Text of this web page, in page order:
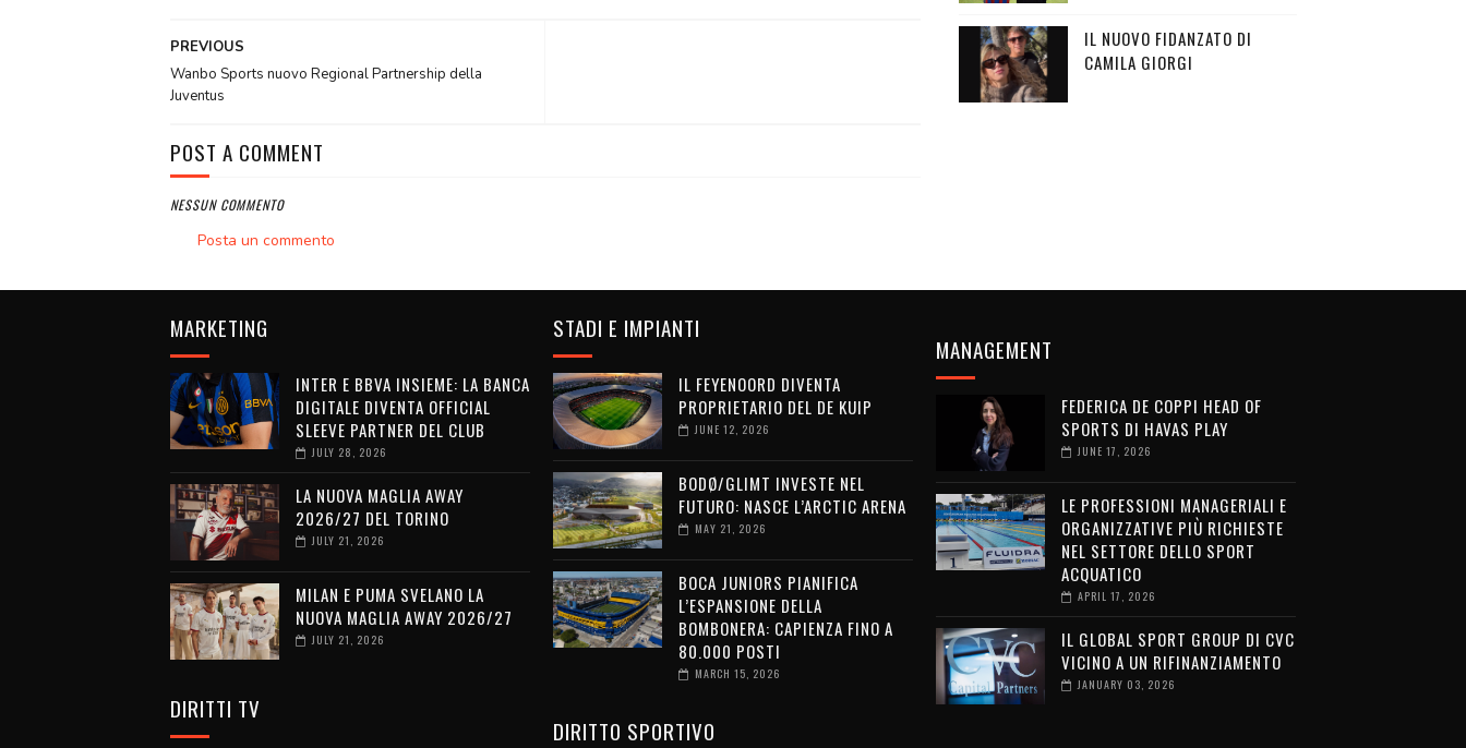
PREVIOUS
Wanbo Sports nuovo Regional Partnership della
Juventus
POST A COMMENT
NESSUN COMMENTO
Posta un commento
IL NUOVO FIDANZATO DI
CAMILA GIORGI
MARKETING
INTER E BBVA INSIEME: LA BANCA
DIGITALE DIVENTA OFFICIAL
SLEEVE PARTNER DEL CLUB
JULY 28, 2026
LA NUOVA MAGLIA AWAY
2026/27 DEL TORINO
JULY 21, 2026
MILAN E PUMA SVELANO LA
NUOVA MAGLIA AWAY 2026/27
JULY 21, 2026
DIRITTI TV
STADI E IMPIANTI
IL FEYENOORD DIVENTA
PROPRIETARIO DEL DE KUIP
JUNE 12, 2026
BODØ/GLIMT INVESTE NEL
FUTURO: NASCE L’ARCTIC ARENA
MAY 21, 2026
BOCA JUNIORS PIANIFICA
L’ESPANSIONE DELLA
BOMBONERA: CAPIENZA FINO A
80.000 POSTI
MARCH 15, 2026
DIRITTO SPORTIVO
MANAGEMENT
FEDERICA DE COPPI HEAD OF
SPORTS DI HAVAS PLAY
JUNE 17, 2026
LE PROFESSIONI MANAGERIALI E
ORGANIZZATIVE PIÙ RICHIESTE
NEL SETTORE DELLO SPORT
ACQUATICO
APRIL 17, 2026
IL GLOBAL SPORT GROUP DI CVC
VICINO A UN RIFINANZIAMENTO
JANUARY 03, 2026